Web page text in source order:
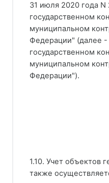
31 июля 2020 года
государственном
муниципальном
Федерации" (далее
государственном
муниципальном
Федерации").
1.10. Учет объектов
также